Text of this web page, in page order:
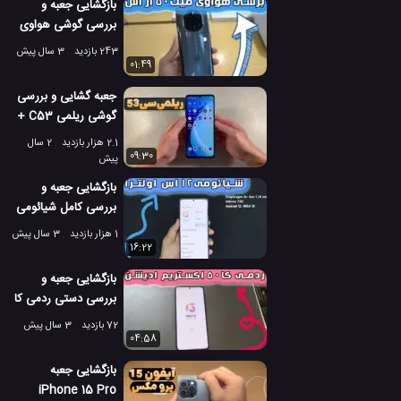
بازگشایی جعبه و
بررسی گوشی هواوی
میت 50 آر اس
243 بازدید
3 سال پیش
01:49
جعبه گشایی و بررسی
گوشی ریلمی C53 +
تست ریلمی سی 53
2.1 هزار بازدید
2 سال
پیش
09:30
بازگشایی جعبه و
بررسی کامل شیائومی
12 اس اولترا1 هزار بازدید
3 سال پیش
16:22
بازگشایی جعبه و
بررسی دستی ردمی کا
50 اکستریم ادیشن
72 بازدید
3 سال پیش
04:58
بازگشایی جعبه
iPhone 15 Pro